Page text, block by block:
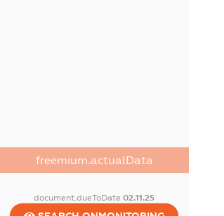
freemium.actualData
document.dueToDate02.11.25